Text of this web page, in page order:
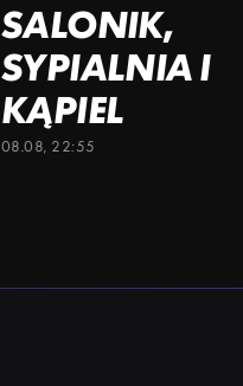
SALONIK,
SYPIALNIA I
KĄPIEL
08.08, 22:55